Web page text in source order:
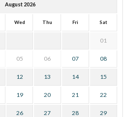
August 2026
Wed Thu Fri Sat
01
05 06 07 08
12 13 14 15
19 20 21 22
26 27 28 29